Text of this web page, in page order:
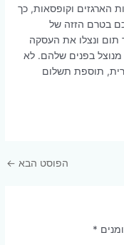
הארגזים וקופסאות, כך
בטרם הזזה של
תום ונצלו את העסקה
מנוצל בפנים שלהם. לא
תוספת תשלום
הפוסט הבא ←
*